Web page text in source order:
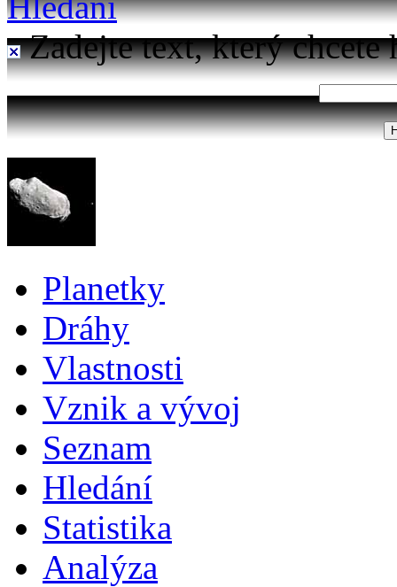
Zadejte text, který chcete
Planetky
Dráhy
Vlastnosti
Vznik a vývoj
Seznam
Hledání
Statistika
Analýza